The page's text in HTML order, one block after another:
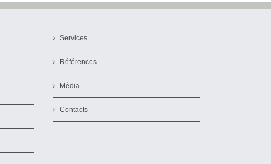
Services
Références
Média
Contacts